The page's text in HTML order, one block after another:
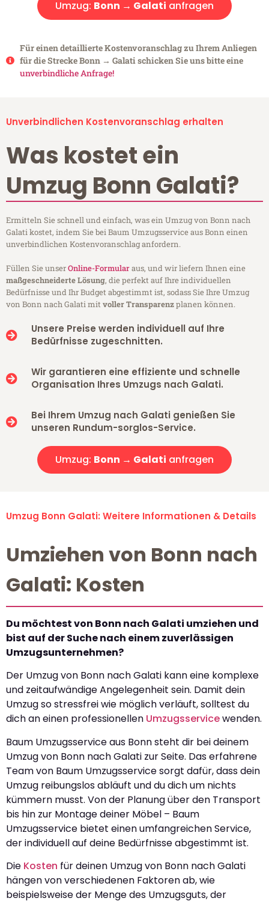
Umzug: Bonn → Galati anfragen
Für einen detaillierte Kostenvoranschlag zu Ihrem Anliegen
für die Strecke Bonn → Galati schicken Sie uns bitte eine
unverbindliche Anfrage!
Unverbindlichen Kostenvoranschlag erhalten
Was kostet ein
Umzug Bonn Galati?
Ermitteln Sie schnell und einfach, was ein Umzug von Bonn nach
Galati kostet, indem Sie bei Baum Umzugsservice aus Bonn einen
unverbindlichen Kostenvoranschlag anfordern.
Füllen Sie unserOnline-Formularaus, und wir liefern Ihnen eine
maßgeschneiderte Lösung, die perfekt auf Ihre individuellen
Bedürfnisse und Ihr Budget abgestimmt ist, sodass Sie Ihre Umzug
von Bonn nach Galati mitvoller Transparenzplanen können.
Unsere Preise werden individuell auf Ihre
Bedürfnisse zugeschnitten.
Wir garantieren eine effiziente und schnelle
Organisation Ihres Umzugs nach Galati.
Bei Ihrem Umzug nach Galati genießen Sie
unseren Rundum-sorglos-Service.
Umzug: Bonn → Galati anfragen
Umzug Bonn Galati: Weitere Informationen & Details
Umziehen von Bonn nach
Galati: Kosten
Du möchtest von Bonn nach Galati umziehen und
bist auf der Suche nach einem zuverlässigen
Umzugsunternehmen?
Der Umzug von Bonn nach Galati kann eine komplexe
und zeitaufwändige Angelegenheit sein. Damit dein
Umzug so stressfrei wie möglich verläuft, solltest du
dich an einen professionellen Umzugsservicewenden.
Baum Umzugsservice aus Bonn steht dir bei deinem
Umzug von Bonn nach Galati zur Seite. Das erfahrene
Team von Baum Umzugsservice sorgt dafür, dass dein
Umzug reibungslos abläuft und du dich um nichts
kümmern musst. Von der Planung über den Transport
bis hin zur Montage deiner Möbel – Baum
Umzugsservice bietet einen umfangreichen Service,
der individuell auf deine Bedürfnisse abgestimmt ist.
Die Kosten für deinen Umzug von Bonn nach Galati
hängen von verschiedenen Faktoren ab, wie
beispielsweise der Menge des Umzugsguts, der